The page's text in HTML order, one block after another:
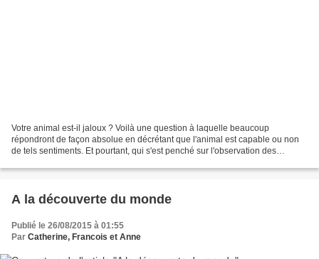
Votre animal est-il jaloux ? Voilà une question à laquelle beaucoup
répondront de façon absolue en décrétant que l'animal est capable ou non
de tels sentiments. Et pourtant, qui s'est penché sur l'observation des
A la découverte du monde
Publié le 26/08/2015 à 01:55
Par Catherine, Francois et Anne